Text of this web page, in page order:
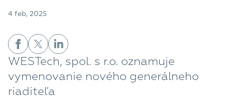
4 feb, 2025
WESTech, spol. s r.o. oznamuje
vymenovanie nového generálneho
riaditeľa